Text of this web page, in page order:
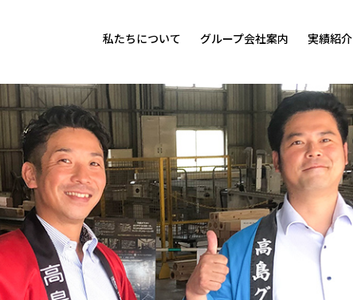
私たちについて グループ会社案内 実績紹介